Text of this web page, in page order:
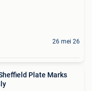
26 mei 26
Plate Marks